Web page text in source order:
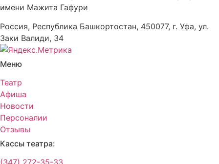
имени Мажита Гафури
Россия, Республика Башкортостан, 450077, г. Уфа, ул.
Заки Валиди, 34
Меню
Театр
Афиша
Новости
Персоналии
Отзывы
Кассы театра:
(347) 272-35-33